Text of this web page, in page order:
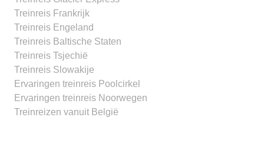
Treinreis Frankrijk
Treinreis Engeland
Treinreis Baltische Staten
Treinreis Tsjechië
Treinreis Slowakije
Ervaringen treinreis Poolcirkel
Ervaringen treinreis Noorwegen
Treinreizen vanuit België